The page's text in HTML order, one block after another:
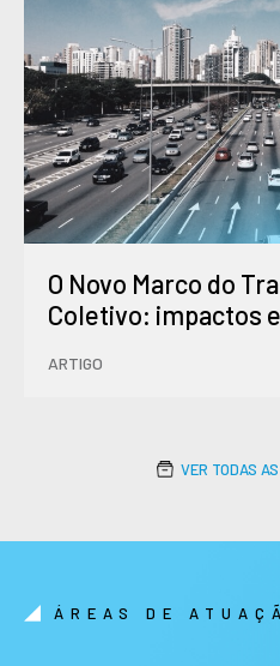
O Novo Marco do
Coletivo: impactos
ARTIGO
VER TODAS
ÁREAS DE